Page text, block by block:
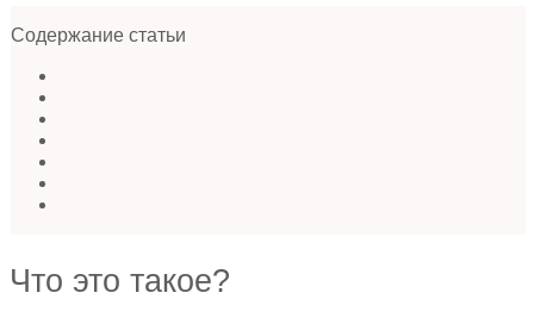
Содержание статьи
Что это такое?